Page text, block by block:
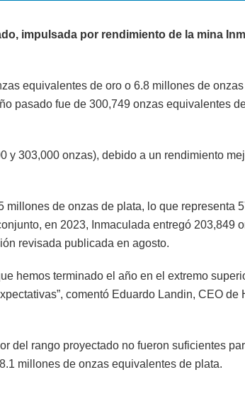
impulsada por rendimiento de la mina
equivalentes de oro o 6.8 millones de
pasado fue de 300,749 onzas equivalentes
y 303,000 onzas), debido a un rendimiento
de onzas de plata, lo que representa
en 2023, Inmaculada entregó 203,849
revisada publicada en agosto.
hemos terminado el año en el extremo
comentó Eduardo Landin, CEO de
del rango proyectado no fueron suficientes
millones de onzas equivalentes de plata.